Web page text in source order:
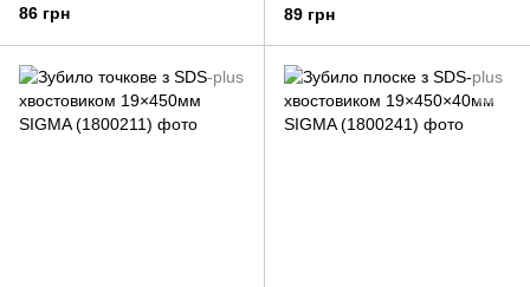
(1800111)
86 грн
SIGMA (1800121)
89 грн